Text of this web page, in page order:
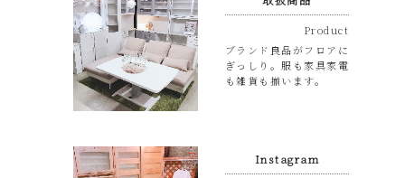
Product
ブランド良品がフロアに
ぎっしり。服も家具家電
も雑貨も揃います。
Instagram